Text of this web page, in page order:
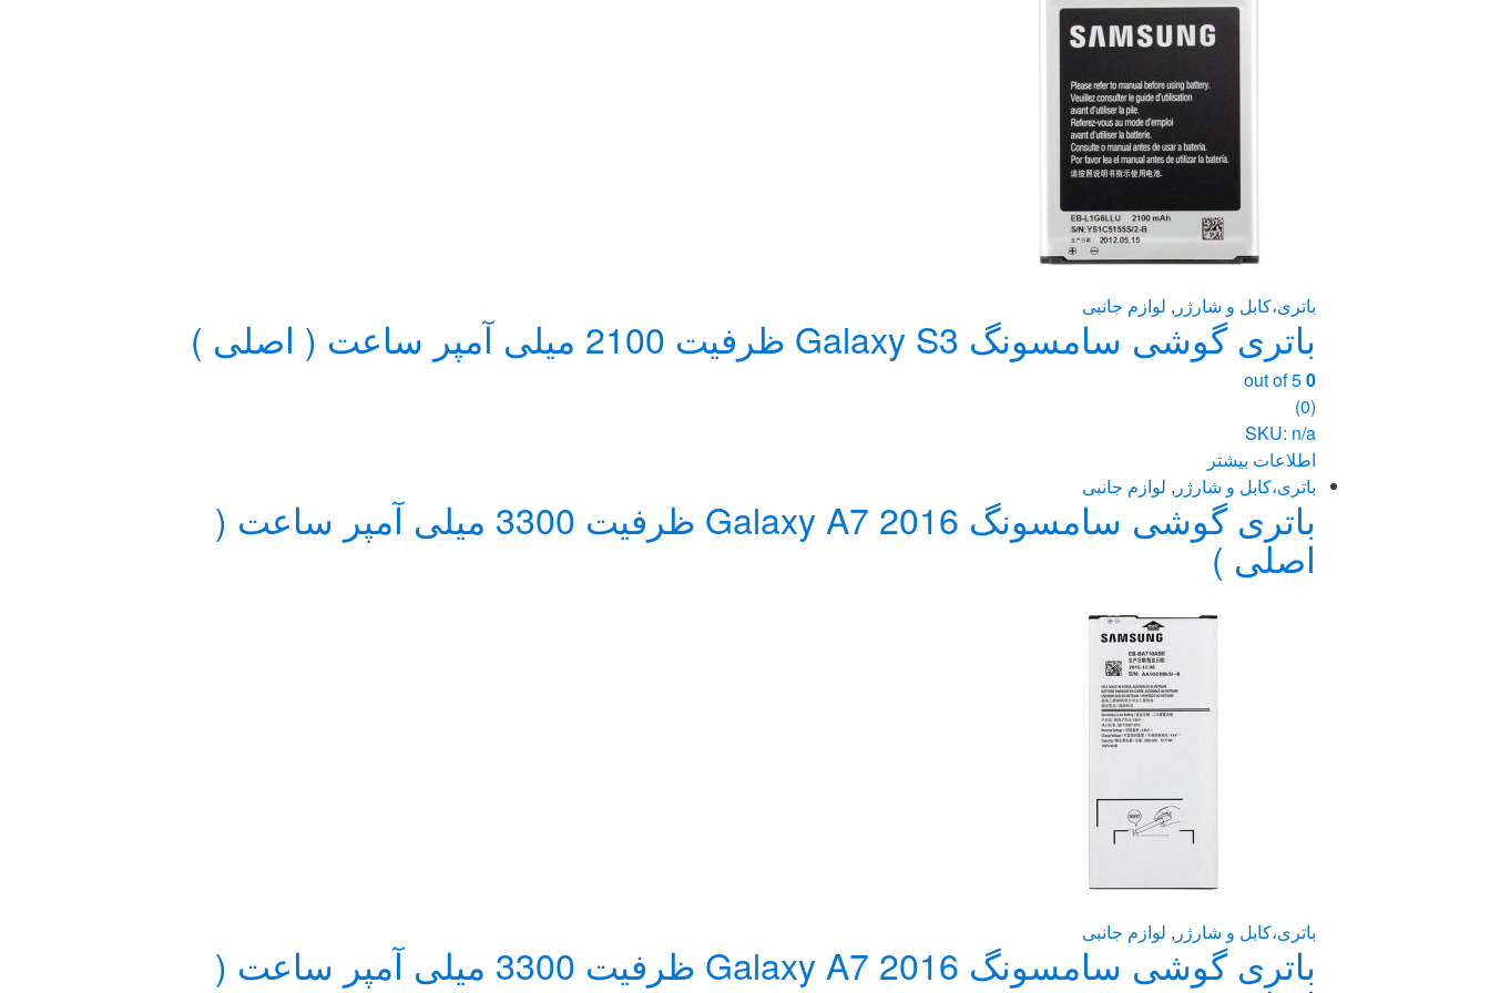
باتری،کابل و شارژر , لوازم جانبی
باتری گوشی سامسونگ Galaxy S3 ظرفیت 2100 میلی آمپر ساعت ( اصلی )
0
(0)
SKU: n/a
اطلاعات بیشتر
باتری،کابل و شارژر , لوازم جانبی
باتری گوشی سامسونگ Galaxy A7 2016 ظرفیت 3300 میلی آمپر ساعت (
اصلی )
باتری،کابل و شارژر , لوازم جانبی
باتری گوشی سامسونگ Galaxy A7 2016 ظرفیت 3300 میلی آمپر ساعت (